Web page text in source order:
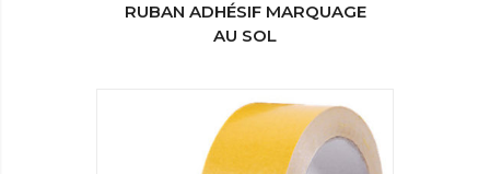
RUBAN ADHÉSIF MARQUAGE
AU SOL